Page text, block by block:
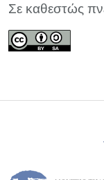
Σε καθεστώς